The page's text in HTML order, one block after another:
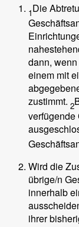
1Die
dann,
einem mit
zustimmt. 2
verfügende
Wird die
übrige/n
innerhalb
ihrer